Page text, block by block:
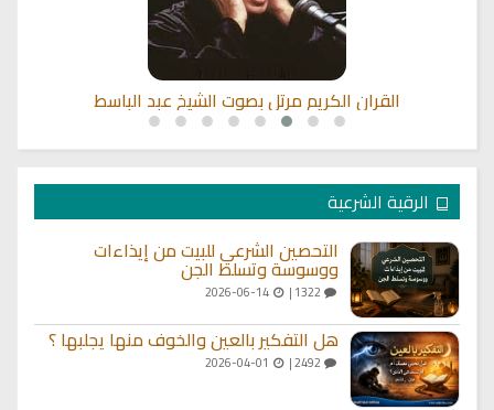
القران الكريم مرتل بصوت الشيخ عبد الباسط
الرقية الشرعية
التحصين الشرعي للبيت من إيذاءات
ووسوسة وتسلط الجن
2026-06-14
هل التفكير بالعين والخوف منها يجلبها ؟